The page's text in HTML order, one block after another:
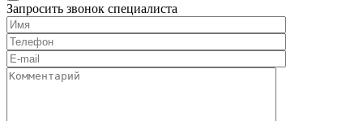
Запросить звонок специалиста